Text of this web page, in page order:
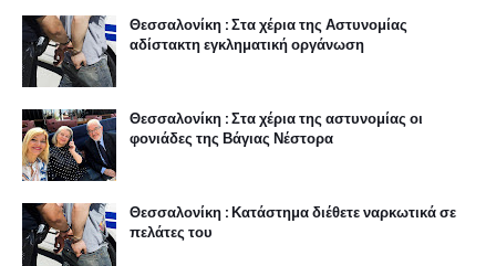
Θεσσαλονίκη : Στα χέρια της Αστυνομίας
αδίστακτη εγκληματική οργάνωση
Θεσσαλονίκη : Στα χέρια της αστυνομίας οι
φονιάδες της Βάγιας Νέστορα
Θεσσαλονίκη : Κατάστημα διέθετε ναρκωτικά σε
πελάτες του